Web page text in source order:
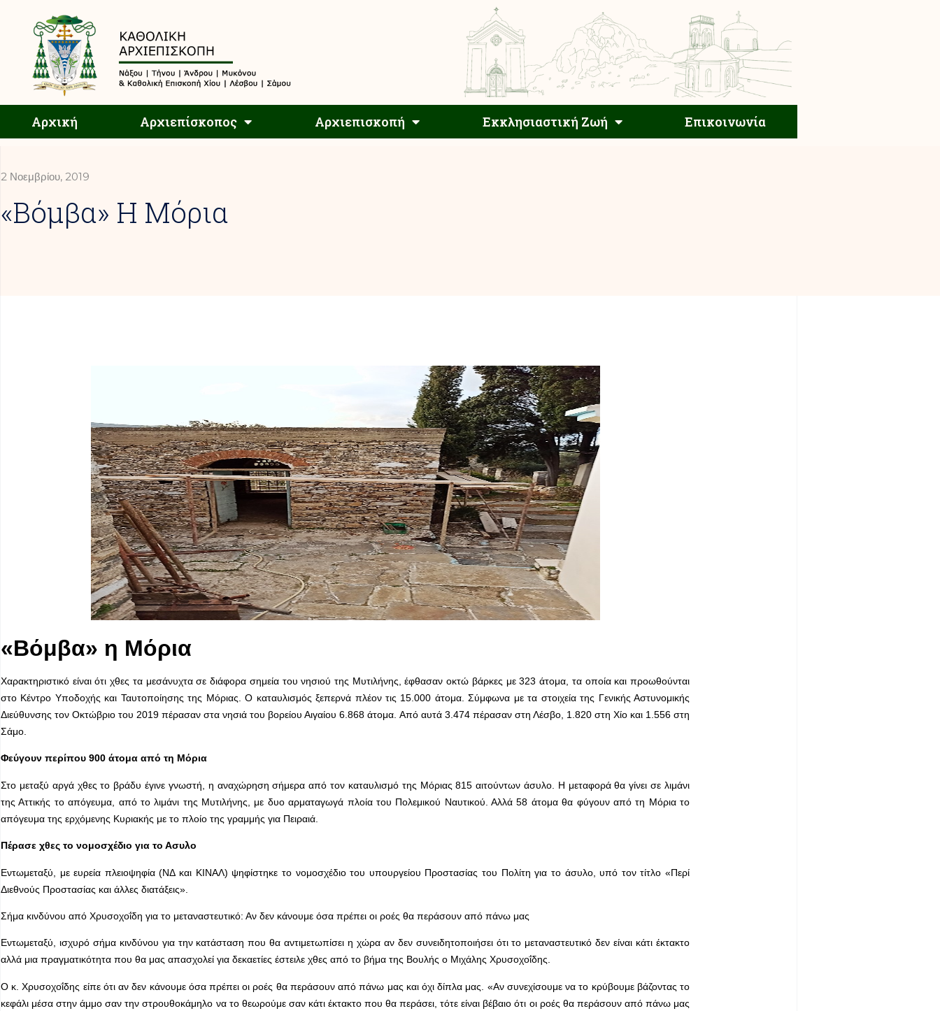
Αρχική Αρχιεπίσκοπος Αρχιεπισκοπή Εκκλησιαστική Ζωή Επικοινωνία
Αρχιεπισκοπή Εκκλησιαστική Ζωή Επικοινωνία
2 Νοεμβρίου, 2019
«Βόμβα» Η Μόρια
«Βόμβα» η Μόρια
Χαρακτηριστικό είναι ότι χθες τα μεσάνυχτα σε διάφορα σημεία του νησιού της Μυτιλήνης, έφθασαν οκτώ βάρκες με 323 άτομα, τα οποία και προωθούνται
στο Κέντρο Υποδοχής και Ταυτοποίησης της Μόριας. Ο καταυλισμός ξεπερνά πλέον τις 15.000 άτομα. Σύμφωνα με τα στοιχεία της Γενικής Αστυνομικής
Διεύθυνσης τον Οκτώβριο του 2019 πέρασαν στα νησιά του βορείου Αιγαίου 6.868 άτομα. Από αυτά 3.474 πέρασαν στη Λέσβο, 1.820 στη Χίο και 1.556 στη
Σάμο.
Φεύγουν περίπου 900 άτομα από τη Μόρια
Στο μεταξύ αργά χθες το βράδυ έγινε γνωστή, η αναχώρηση σήμερα από τον καταυλισμό της Μόριας 815 αιτούντων άσυλο. Η μεταφορά θα γίνει σε λιμάνι
της Αττικής το απόγευμα, από το λιμάνι της Μυτιλήνης, με δυο αρματαγωγά πλοία του Πολεμικού Ναυτικού. Αλλά 58 άτομα θα φύγουν από τη Μόρια το
απόγευμα της ερχόμενης Κυριακής με το πλοίο της γραμμής για Πειραιά.
Πέρασε χθες το νομοσχέδιο για το Ασυλο
Εντωμεταξύ, με ευρεία πλειοψηφία (ΝΔ και ΚΙΝΑΛ) ψηφίστηκε το νομοσχέδιο του υπουργείου Προστασίας του Πολίτη για το άσυλο, υπό τον τίτλο «Περί
Διεθνούς Προστασίας και άλλες διατάξεις».
Σήμα κινδύνου από Χρυσοχοΐδη για το μεταναστευτικό: Αν δεν κάνουμε όσα πρέπει οι ροές θα περάσουν από πάνω μας
Εντωμεταξύ, ισχυρό σήμα κινδύνου για την κατάσταση που θα αντιμετωπίσει η χώρα αν δεν συνειδητοποιήσει ότι το μεταναστευτικό δεν είναι κάτι έκτακτο
αλλά μια πραγματικότητα που θα μας απασχολεί για δεκαετίες έστειλε χθες από το βήμα της Βουλής ο Μιχάλης Χρυσοχοΐδης.
Ο κ. Χρυσοχοΐδης είπε ότι αν δεν κάνουμε όσα πρέπει οι ροές θα περάσουν από πάνω μας και όχι δίπλα μας. «Αν συνεχίσουμε να το κρύβουμε βάζοντας το
κεφάλι μέσα στην άμμο σαν την στρουθοκάμηλο να το θεωρούμε σαν κάτι έκτακτο που θα περάσει, τότε είναι βέβαιο ότι οι ροές θα περάσουν από πάνω μας